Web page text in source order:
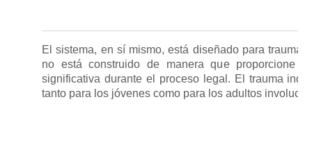
El sistema, en sí mismo, está diseñado para
no está construido de manera que proporcione
significativa durante el proceso legal. El trauma
tanto para los jóvenes como para los adultos